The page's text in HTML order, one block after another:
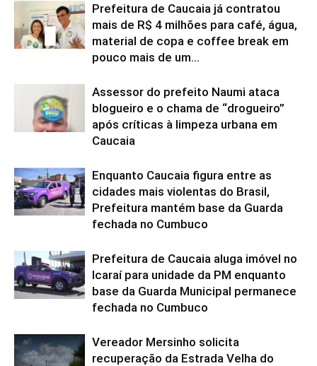
Prefeitura de Caucaia já contratou
mais de R$ 4 milhões para café, água,
material de copa e coffee break em
pouco mais de um...
Assessor do prefeito Naumi ataca
blogueiro e o chama de “drogueiro”
após críticas à limpeza urbana em
Caucaia
Enquanto Caucaia figura entre as
cidades mais violentas do Brasil,
Prefeitura mantém base da Guarda
fechada no Cumbuco
Prefeitura de Caucaia aluga imóvel no
Icaraí para unidade da PM enquanto
base da Guarda Municipal permanece
fechada no Cumbuco
Vereador Mersinho solicita
recuperação da Estrada Velha do